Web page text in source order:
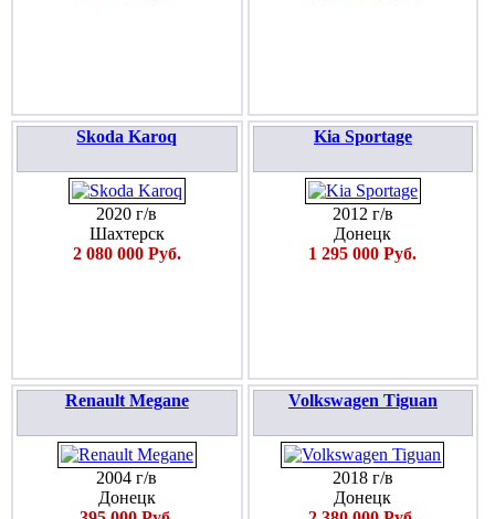
Skoda Karoq
2020 г/в
Шахтерск
2 080 000 Руб.
Kia Sportage
2012 г/в
Донецк
1 295 000 Руб.
Renault Megane
2004 г/в
Донецк
Volkswagen Tiguan
2018 г/в
Донецк